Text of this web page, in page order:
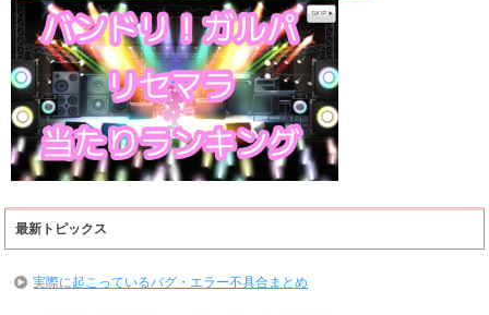
最新トピックス
実際に起こっているバグ・エラー不具合まとめ